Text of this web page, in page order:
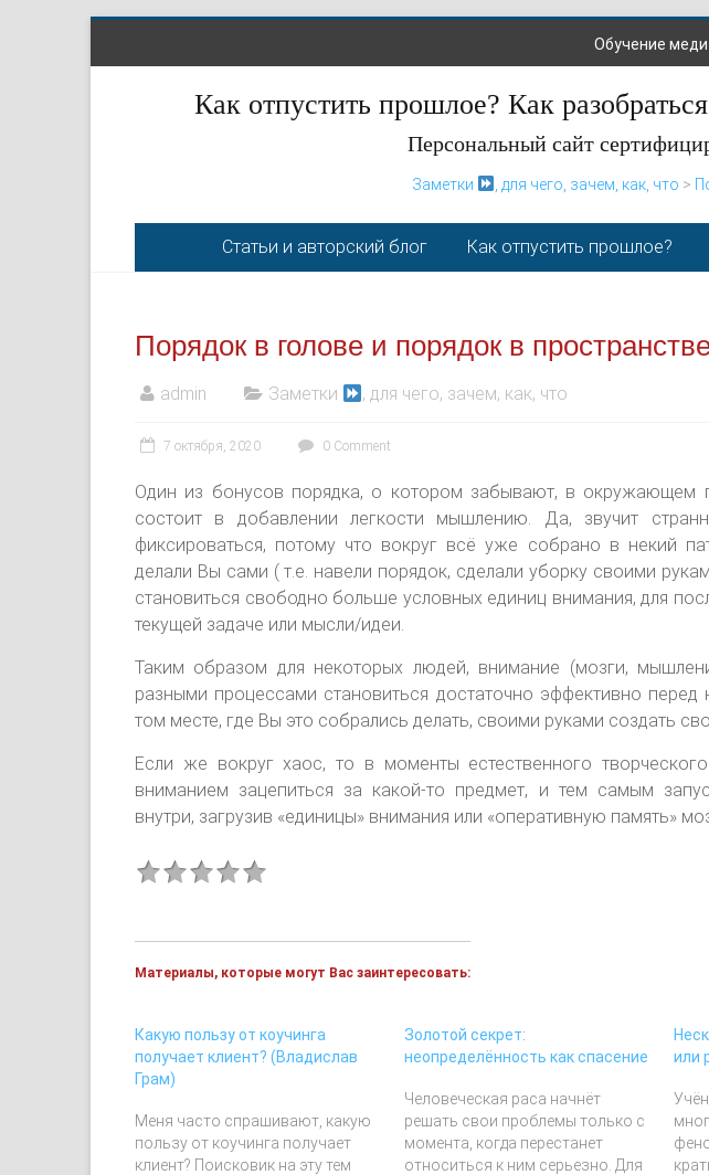
Обучение
Как отпустить прошлое? Как
Персональный сайт
Заметки , для чего, зачем, как, что >
Статьи и авторский блог Как отпустить прошлое?
Порядок в голове и порядок в
admin Заметки , для чего, зачем, как, что
7 октября, 2020 0 Comment
Один из бонусов порядка, о котором забывают, в окружающем
состоит в добавлении легкости мышлению. Да, звучит
фиксироваться, потому что вокруг всё уже собрано в некий
делали Вы сами ( т.е. навели порядок, сделали уборку своими
становиться свободно больше условных единиц внимания, для
текущей задаче или мысли/идеи.
Таким образом для некоторых людей, внимание (мозги,
разными процессами становиться достаточно эффективно перед
том месте, где Вы это собрались делать, своими руками создать
Если же вокруг хаос, то в моменты естественного
вниманием зацепиться за какой-то предмет, и тем самым
внутри, загрузив «единицы» внимания или «оперативную память»
Материалы, которые могут Вас заинтересовать:
Какую пользу от коучинга
получает клиент? (Владислав
Грам)
Меня часто спрашивают, какую
пользу от коучинга получает
клиент? Поисковик на эту тем
Золотой секрет:
неопределённость как спасение
Человеческая раса начнёт
решать свои проблемы только с
момента, когда перестанет
относиться к ним серьезно. Для
или